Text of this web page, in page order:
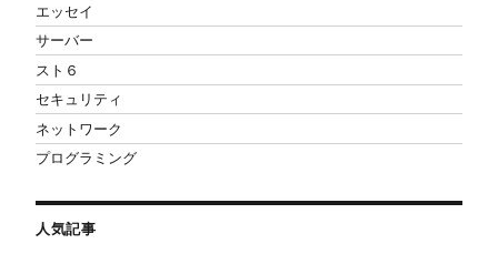
エッセイ
サーバー
スト６
セキュリティ
ネットワーク
プログラミング
人気記事